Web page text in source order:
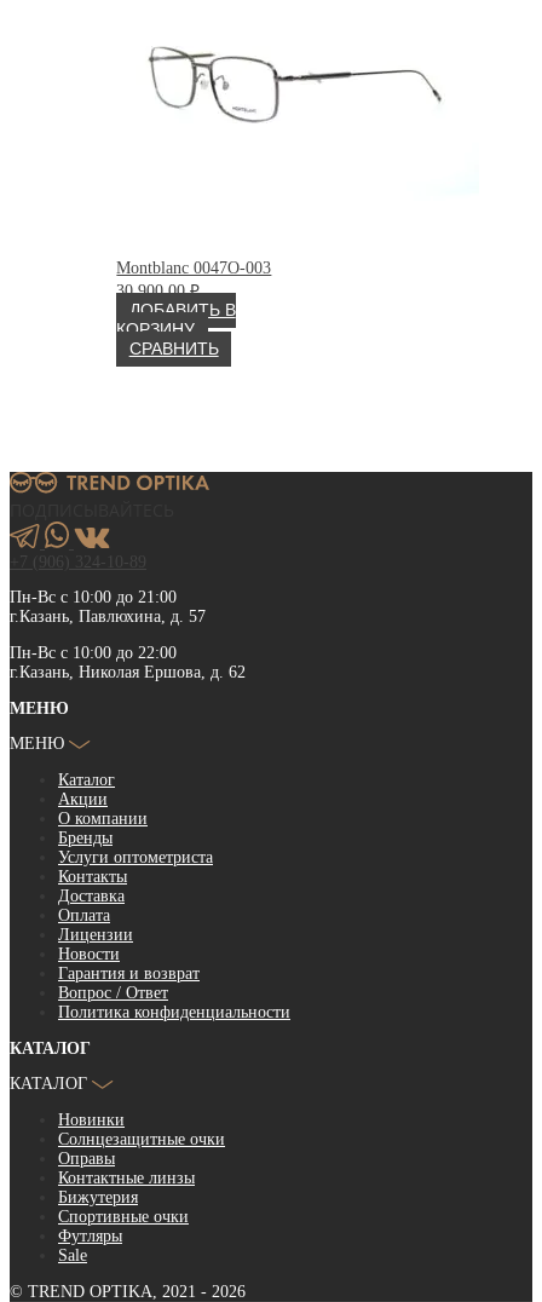
Montblanc 0047O-003
30 900.00₽
ДОБАВИТЬ В
КОРЗИНУ
СРАВНИТЬ
+7 (906) 324-10-89
Пн-Вс с 10:00 до 21:00
г.Казань, Павлюхина, д. 57
Пн-Вс с 10:00 до 22:00
г.Казань, Николая Ершова, д. 62
МЕНЮ
МЕНЮ
Каталог
Акции
О компании
Бренды
Услуги оптометриста
Контакты
Доставка
Оплата
Лицензии
Новости
Гарантия и возврат
Вопрос / Ответ
Политика конфиденциальности
КАТАЛОГ
КАТАЛОГ
Новинки
Солнцезащитные очки
Оправы
Контактные линзы
Бижутерия
Спортивные очки
Футляры
Sale
© TREND OPTIKA, 2021 - 2026